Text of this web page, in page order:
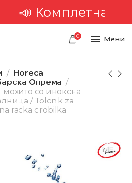
0 Мени
Horeca
Опрема
мохито со иноксна
/ Tolcnik za
racka drobilka